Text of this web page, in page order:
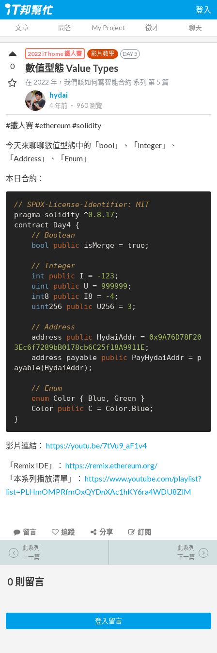
登入
文章 問答 My Project 徵才 聊天
2022 iThome 鐵人賽 影片教學 DAY5
數值型態 Value Types
在 2022 年，我們該如何寫智能合約 系列 第 5 篇
hydai
4 年前 ‧ 960瀏覽
0
#鐵人賽 #ethereum #solidity
今天來聊聊數值型態中的「bool」、「Integer」、
「Address」、「Enum」
本日合約：
// SPDX-License-Identifier: MIT
pragma solidity ^0.8 .17 ;
contract Day4 {
// Boolean
bool
public isMerge = true;
// Integer
int
public I = -123 ;
uint
public U = 999999 ;
int8 public I8 = -4;
uint256 public U256 = 3 ;
// Address
    address
public HydaiAddr = 0x9A76D78F20
3Ec6f7289bB0178cb6C25f18A9911E ;
    address payable
public PayHydaiAddr = p
ayable(HydaiAddr);
// Enum
enum Color { Blue, Green }
    Color
public C = Color.Blue;
影片連結： https://youtu.be/7tVu9_aF1v4
「Remix IDE」： https://remix.ethereum.org/
「本系列播放清單」： https://www.youtube.com/playlist?
list=PLHmOMPRfmOxQYDnXAc1hKY6ra4WDU8ZlM
留言 追蹤 分享 訂閱
此系列
上一篇
此系列
下一篇
0 則留言
登入留言